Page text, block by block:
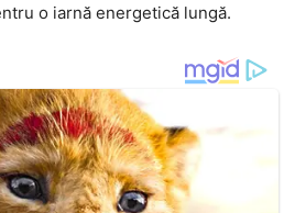
o iarnă energetică lungă.